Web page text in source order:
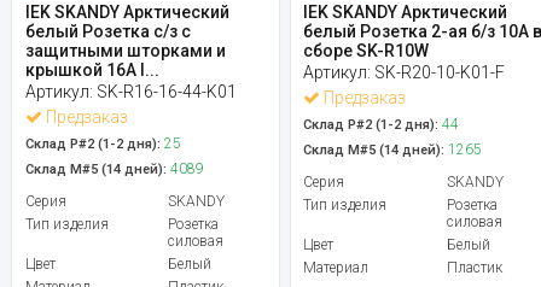
IEK SKANDY Арктический
белый Розетка с/з с
защитными шторками и
крышкой 16А I...
Артикул: SK-R16-16-44-K01
Предзаказ
Склад Р#2 (1-2 дня): 25
Склад М#5 (14 дней): 4089
Серия
SKANDY
Тип изделия
Розетка
силовая
Цвет
Белый
IEK SKANDY Арктический
белый Розетка 2-ая б/з 10А
сборе SK-R10W
Артикул: SK-R20-10-K01-F
Предзаказ
Склад Р#2 (1-2 дня): 44
Склад М#5 (14 дней): 1265
Серия
SKANDY
Тип изделия
Розетка
силовая
Цвет
Белый
Материал
Пластик